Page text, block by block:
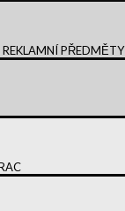
PŘEDMĚTY